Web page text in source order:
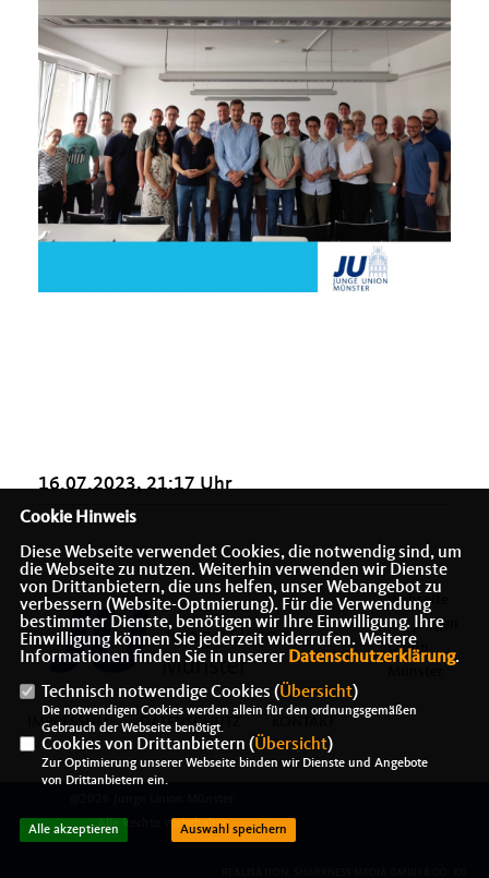
16.07.2023, 21:17 Uhr
Webseite
der Jungen
Union
IMPRESSUM DATENSCHUTZ
Alle Rechte vorbehalten.
Cookie Hinweis
Diese Webseite verwendet Cookies, die notwendig sind, um
die Webseite zu nutzen. Weiterhin verwenden wir Dienste
von Drittanbietern, die uns helfen, unser Webangebot zu
verbessern (Website-Optmierung). Für die Verwendung
bestimmter Dienste, benötigen wir Ihre Einwilligung. Ihre
Einwilligung können Sie jederzeit widerrufen. Weitere
Informationen finden Sie in unserer Datenschutzerklärung.
Technisch notwendige Cookies (Übersicht)
Die notwendigen Cookies werden allein für den ordnungsgemäßen
Gebrauch der Webseite benötigt.
Cookies von Drittanbietern (Übersicht)
Zur Optimierung unserer Webseite binden wir Dienste und Angebote
von Drittanbietern ein.
Alle akzeptieren Auswahl speichern